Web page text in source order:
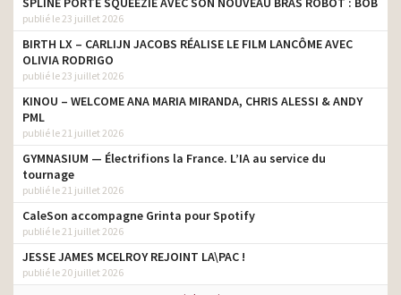
publié le 23 juillet 2026
BIRTH LX – CARLIJN JACOBS RÉALISE LE FILM LANCÔME AVEC
OLIVIA RODRIGO
publié le 23 juillet 2026
KINOU – WELCOME ANA MARIA MIRANDA, CHRIS ALESSI & ANDY
PML
publié le 21 juillet 2026
GYMNASIUM — Électrifions la France. L’IA au service du
tournage
publié le 21 juillet 2026
CaleSon accompagne Grinta pour Spotify
publié le 21 juillet 2026
JESSE JAMES MCELROY REJOINT LA\PAC !
publié le 20 juillet 2026